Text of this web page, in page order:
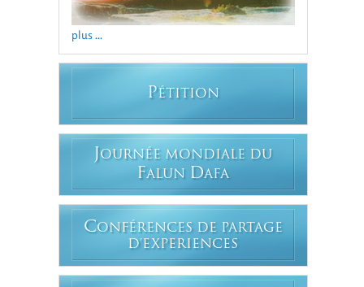
plus ...
PÉTITION
JOURNÉE MONDIALE DU
FALUN DAFA
CONFÉRENCES DE PARTAGE
D'EXPERIENCES